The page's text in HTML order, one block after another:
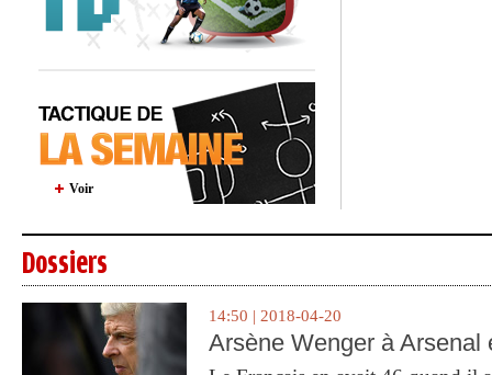
Voir
Dossiers
14:50 | 2018-04-20
Arsène Wenger à Arsenal